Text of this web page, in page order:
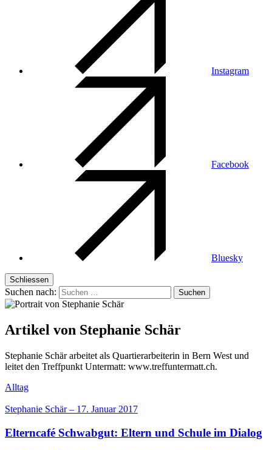
Instagram
Facebook
Bluesky
Schliessen
Suchen nach:
Artikel von Stephanie Schär
Stephanie Schär arbeitet als Quartierarbeiterin in Bern West und
leitet den Treffpunkt Untermatt: www.treffuntermatt.ch.
Alltag
Stephanie Schär– 17. Januar 2017
Elterncafé Schwabgut: Eltern und Schule im Dialog